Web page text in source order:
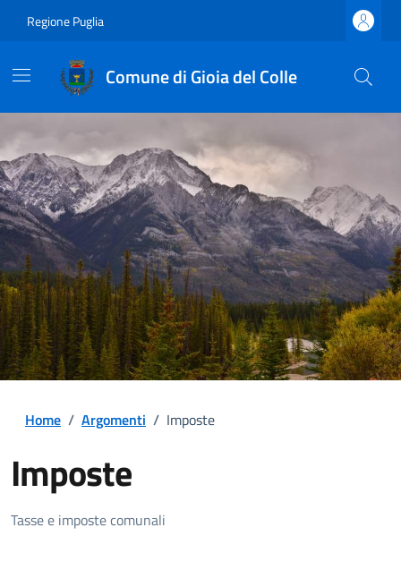
Regione Puglia
Comune di Gioia del Colle
Home / Argomenti / Imposte
Imposte
Dettagli della notizia
Tasse e imposte comunali